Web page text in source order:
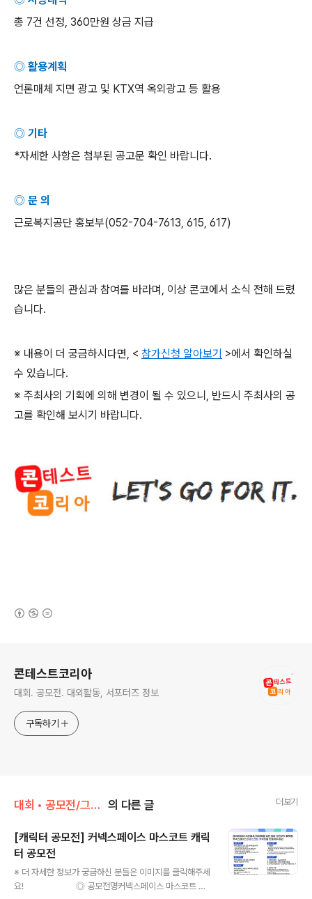
총 7건 선정, 360만원 상금 지급
◎ 활용계획
언론매체 지면 광고 및 KTX역 옥외광고 등 활용
◎ 기타
*자세한 사항은 첨부된 공고문 확인 바랍니다.
◎ 문 의
근로복지공단 홍보부(052-704-7613, 615, 617)
많은 분들의 관심과 참여를 바라며, 이상 콘코에서 소식 전해 드렸
습니다.
※ 내용이 더 궁금하시다면, < 참가신청 알아보기 >에서 확인하실
수 있습니다.
※ 주최사의 기획에 의해 변경이 될 수 있으니 , 반드시 주최사의 공
고를 확인해 보시기 바랍니다.
콘테스트코리아
대회. 공모전. 대외활동, 서포터즈 정보
구독하기
대회 • 공모전/그림 • 미술 • 디자인 • 웹툰. 의 다른 글 더보기
[캐릭터 공모전] 커넥스페이스 마스코트 캐릭
터 공모전
※ 더 자세한 정보가 궁금하신 분들은 이미지를 클릭해주세
요! ◎ 공모전명커넥스페이스 마스코트 캐